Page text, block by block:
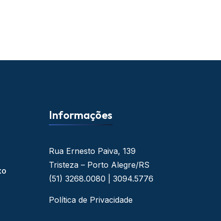
Informações
Rua Ernesto Paiva, 139
Tristeza – Porto Alegre/RS
(51) 3268.0080 | 3094.5776
Política de Privacidade